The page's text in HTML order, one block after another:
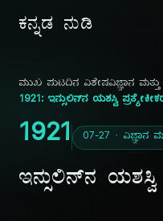
ಕನ್ನಡ ನುಡಿ
ಮುಖ ಪುಟದಿನ ವಿಶೇಷವಿಜ್ಞಾನ ಮತ್ತು
1921: ಇನ್ಸುಲಿನ್‌ನ ಯಶಸ್ವಿ
1921 07-27 · ವಿಜ್ಞಾನ
ಇನ್ಸುಲಿನ್‌ನ ಯಶಸ್ವಿ